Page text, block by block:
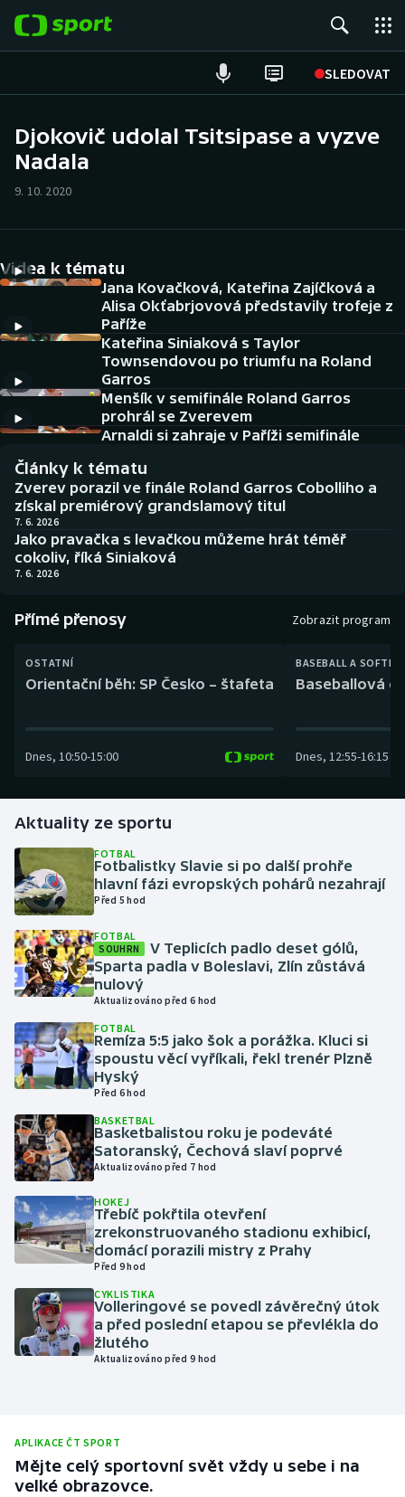
SLEDOVAT
Hokej
Cyklistika
DALŠÍ SPORTY
Americký fotbal
Baseball a softbal
Basketbal
Biatlon
Boby a skeleton
Dostihy
Futsal
Gymnastika
Házená
Jezdectví
Judo
Krasobruslení
Lezení
Lyže a snowboard
Moderní pětiboj
Motorsport
Olympijské hry
Parasport
Plavání
Rychlobruslení
NEPŘEHLÉDNĚTE
Historické návraty
Aplikace ČT sport
AZ kvíz
Djokovič udolal Tsitsipase a vyzve
Nadala
9. 10. 2020
Videa k tématu
Jana Kovačková, Kateřina Zajíčková a
Alisa Okťabrjovová představily trofeje z
Paříže
Kateřina Siniaková s Taylor
Townsendovou po triumfu na Roland
Garros
Menšík v semifinále Roland Garros
prohrál se Zverevem
Arnaldi si zahraje v Paříži semifinále
Články k tématu
Zverev porazil ve finále Roland Garros Cobolliho a
získal premiérový grandslamový titul
7. 6. 2026
Jako pravačka s levačkou můžeme hrát téměř
cokoliv, říká Siniaková
7. 6. 2026
Přímé přenosy Zobrazit program
OSTATNÍ
Orientační běh: SP Česko – štafeta
Dnes, 10:50-15:00
BASEBALL A
Baseballová
Dnes, 12:55-16:15
Aktuality ze sportu
FOTBAL
Fotbalistky Slavie si po další prohře
hlavní fázi evropských pohárů nezahrají
Před 5 hod
FOTBAL
SOUHRN
V Teplicích padlo deset gólů,
Sparta padla v Boleslavi, Zlín zůstává
nulový
Aktualizováno před 6 hod
FOTBAL
Remíza 5:5 jako šok a porážka. Kluci si
spoustu věcí vyříkali, řekl trenér Plzně
Hyský
Před 6 hod
BASKETBAL
Basketbalistou roku je podeváté
Satoranský, Čechová slaví poprvé
Aktualizováno před 7 hod
HOKEJ
Třebíč pokřtila otevření
zrekonstruovaného stadionu exhibicí,
domácí porazili mistry z Prahy
Před 9 hod
CYKLISTIKA
Volleringové se povedl závěrečný útok
a před poslední etapou se převlékla do
žlutého
Aktualizováno před 9 hod
APLIKACE ČT SPORT
Mějte celý sportovní svět vždy u sebe i na
velké obrazovce.